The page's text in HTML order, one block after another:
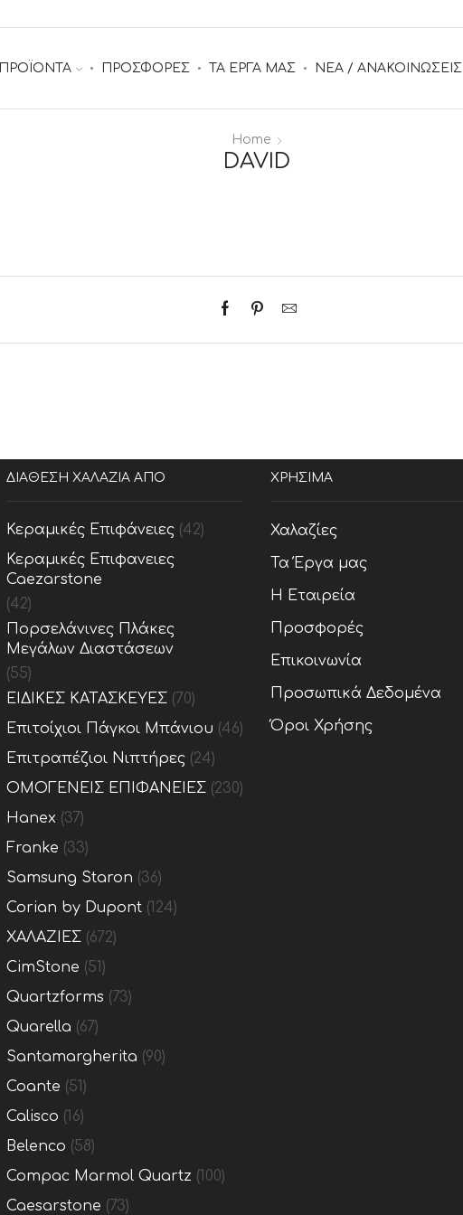
ΠΡΟΪΟΝΤΑ ΠΡΟΣΦΟΡΕΣ ΤΑ ΕΡΓΑ ΜΑΣ ΝΕΑ / ΑΝΑΚΟΙΝΩΣΕΙΣ
Home
DAVID
ΔΙΑΘΕΣΗ ΧΑΛΑΖΙΑ ΑΠΟ
Κεραμικές Επιφάνειες (42)
Κεραμικές Επιφανειες
Caezarstone
(42)
Πορσελάνινες Πλάκες
Μεγάλων Διαστάσεων
(55)
ΕΙΔΙΚΕΣ ΚΑΤΑΣΚΕΥΕΣ (70)
Επιτοίχιοι Πάγκοι Μπάνιου (46)
Επιτραπέζιοι Νιπτήρες (24)
ΟΜΟΓΕΝΕΙΣ ΕΠΙΦΑΝΕΙΕΣ (230)
Hanex (37)
Franke (33)
Samsung Staron (36)
Corian by Dupont (124)
ΧΑΛΑΖΙΕΣ (672)
CimStone (51)
Quartzforms (73)
Quarella (67)
Santamargherita (90)
Coante (51)
Calisco (16)
Belenco (58)
Compac Marmol Quartz (100)
Caesarstone (73)
ΧΡΗΣΙΜΑ
Χαλαζίες
Τα Έργα μας
Η Εταιρεία
Προσφορές
Επικοινωνία
Προσωπικά Δεδομένα
Όροι Χρήσης